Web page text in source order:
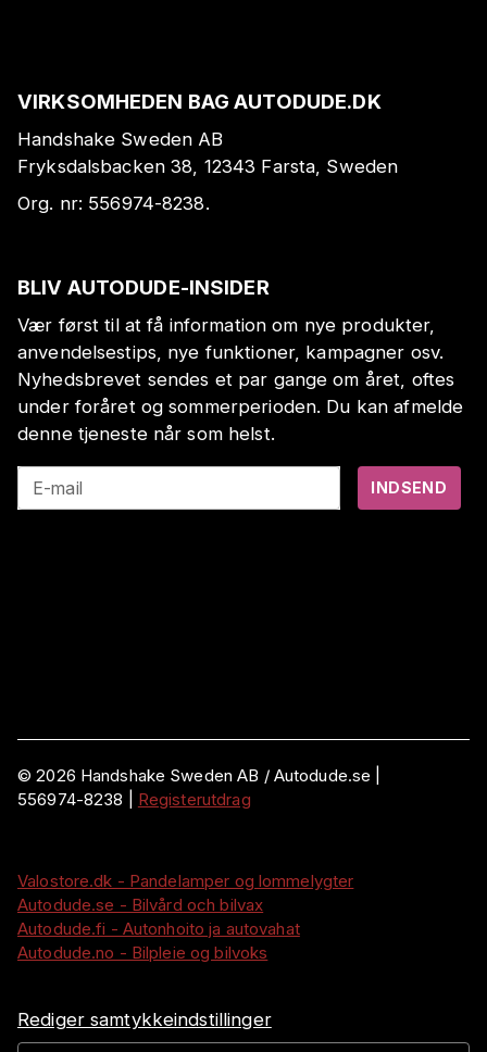
VIRKSOMHEDEN BAG AUTODUDE.DK
Handshake Sweden AB
Fryksdalsbacken 38, 12343 Farsta, Sweden
Org. nr: 556974-8238.
BLIV AUTODUDE-INSIDER
Vær først til at få information om nye produkter,
anvendelsestips, nye funktioner, kampagner osv.
Nyhedsbrevet sendes et par gange om året, oftes
under foråret og sommerperioden. Du kan afmelde
denne tjeneste når som helst.
E-mail INDSEND
©2026 Handshake Sweden AB / Autodude.se |
556974-8238
Registerutdrag
Valostore.dk - Pandelamper og lommelygter
Autodude.se - Bilvård och bilvax
Autodude.fi - Autonhoito ja autovahat
Autodude.no - Bilpleie og bilvoks
Rediger samtykkeindstillinger